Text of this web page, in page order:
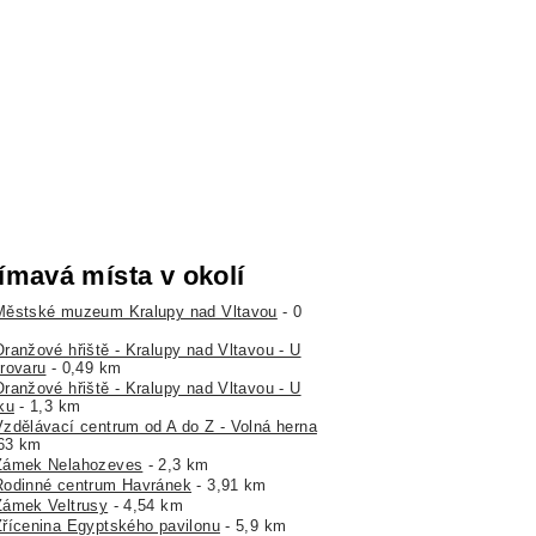
místa v okolí
muzeum Kralupy nad Vltavou - 0
hřiště - Kralupy nad Vltavou - U
- 0,49 km
hřiště - Kralupy nad Vltavou - U
- 1,3 km
centrum od A do Z - Volná herna
km
Nelahozeves - 2,3 km
centrum Havránek - 3,91 km
Veltrusy - 4,54 km
Egyptského pavilonu- 5,9 km